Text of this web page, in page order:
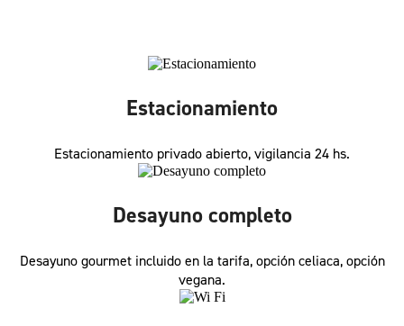
Estacionamiento
Estacionamiento privado abierto, vigilancia 24 hs.
Desayuno completo
Desayuno gourmet incluido en la tarifa, opción celiaca, opción
vegana.